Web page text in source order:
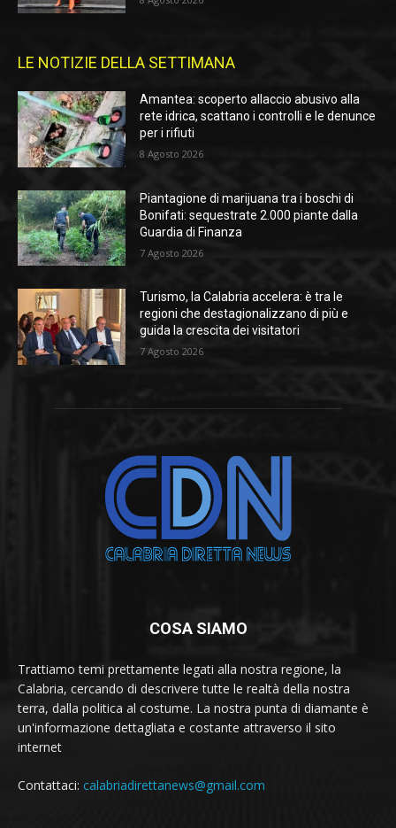
LE NOTIZIE DELLA SETTIMANA
Amantea: scoperto allaccio abusivo alla
rete idrica, scattano i controlli e le denunce
per i rifiuti
8 Agosto 2026
Piantagione di marijuana tra i boschi di
Bonifati: sequestrate 2.000 piante dalla
Guardia di Finanza
7 Agosto 2026
Turismo, la Calabria accelera: è tra le
regioni che destagionalizzano di più e
guida la crescita dei visitatori
7 Agosto 2026
COSA SIAMO
Trattiamo temi prettamente legati alla nostra regione, la
Calabria, cercando di descrivere tutte le realtà della nostra
terra, dalla politica al costume. La nostra punta di diamante è
un'informazione dettagliata e costante attraverso il sito
internet
Contattaci: calabriadirettanews@gmail.com